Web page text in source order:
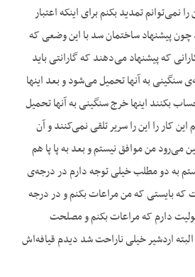
را نمی‌توانم تمدید بکنم برای اینکه اعتبار
چون پیشنهاد ساختمان سد با این وضعی که
که پیشنهاد می‌دهند که گارانتی باید
سنگینی به آنها تحمیل می‌شود و بعد اینها
بکنند اینها خرج سنگینی به آنها تحمیل
کار را این را سریر تلقی نمی‌کنند و آن
می‌رود من موافق نیستم و بعد به پا پا هم
به دو مطلب خیلی توجه دارم در درجه‌ی
بایستی که من مراعات بکنم و در درجه
دارم که مراعات بکنم و مصلحت
اردشیر خیلی ناراحت شد دیدم قیافه‌اش